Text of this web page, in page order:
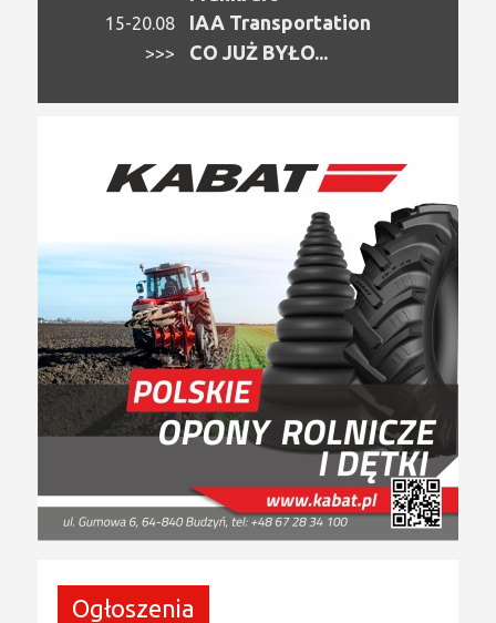
15-20.08 IAA Transportation
>>> CO JUŻ BYŁO...
Ogłoszenia